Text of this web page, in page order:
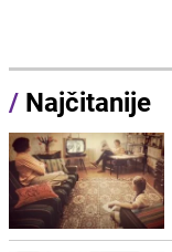
/ Najčitanije